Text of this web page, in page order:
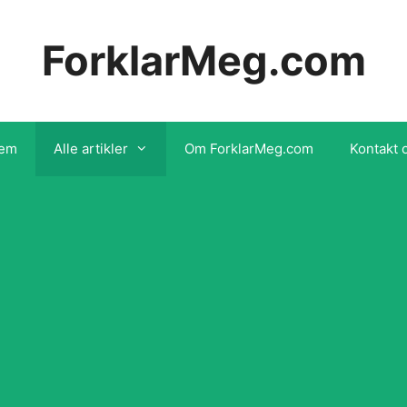
ForklarMeg.com
Alle artikler Om ForklarMeg.com Kontakt